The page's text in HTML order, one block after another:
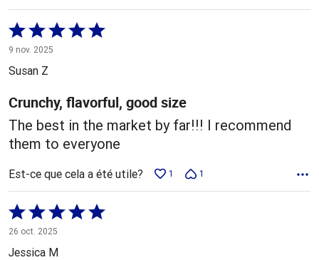
Coté
5 sur
5
9 nov. 2025
Susan Z
Crunchy, flavorful, good size
The best in the market by far!!! I recommend
them to everyone
Est-ce que cela a été utile? 1 1
Coté
5 sur
5
26 oct. 2025
Jessica M